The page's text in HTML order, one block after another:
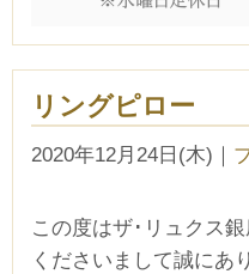
リングピロー
2020年12月24日(木) ｜
この度はザ･リュクス
くださいまして誠にあ